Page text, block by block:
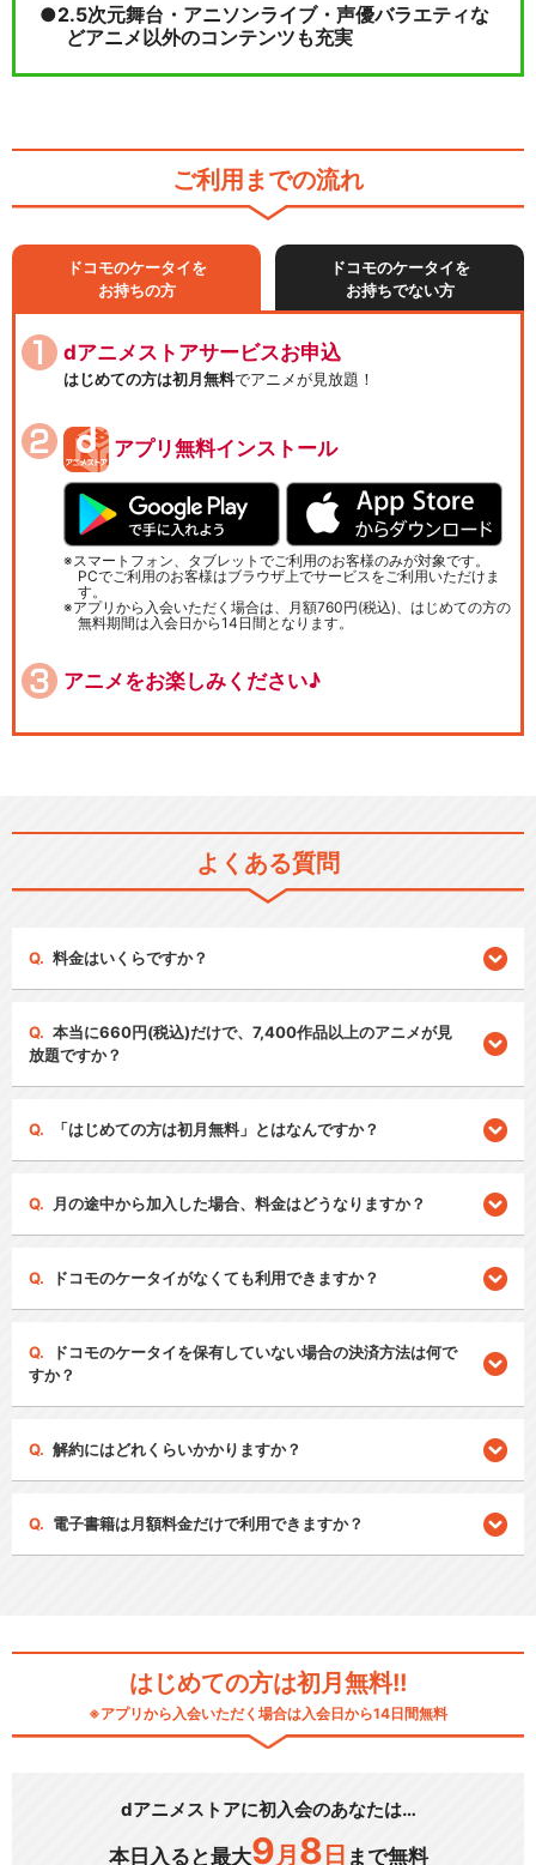
2.5次元舞台・アニソンライブ・声優バラエティな
どアニメ以外のコンテンツも充実
ご利用までの流れ
ドコモのケータイを
お持ちの方
ドコモのケータイを
お持ちでない方
dアニメストアサービスお申込
はじめての方は初月無料でアニメが見放題！
アプリ無料インストール
スマートフォン、タブレットでご利用のお客様のみが対象です。
PCでご利用のお客様はブラウザ上でサービスをご利用いただけま
す。
アプリから入会いただく場合は、月額760円(税込)、はじめての方の
無料期間は入会日から14日間となります。
アニメをお楽しみください♪
よくある質問
料金はいくらですか？
本当に660円(税込)だけで、7,400作品以上のアニメが見
放題ですか？
「はじめての方は初月無料」とはなんですか？
月の途中から加入した場合、料金はどうなりますか？
ドコモのケータイがなくても利用できますか？
ドコモのケータイを保有していない場合の決済方法は何で
すか？
解約にはどれくらいかかりますか？
電子書籍は月額料金だけで利用できますか？
はじめての方は初月無料!!
※アプリから入会いただく場合は入会日から14日間無料
dアニメストアに初入会のあなたは…
本日入ると最大9 月 8 日 まで無料